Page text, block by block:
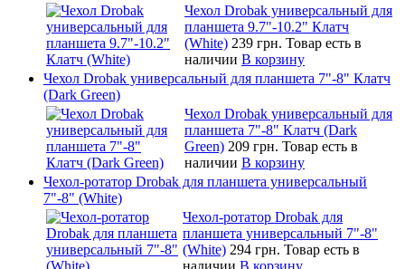
Чехол Drobak универсальный для
планшета 9.7"-10.2" Клатч
(White) 239 грн. Товар есть в
наличии В корзину
Чехол Drobak универсальный для планшета 7"-8" Клатч
(Dark Green)
Чехол Drobak универсальный для
планшета 7"-8" Клатч (Dark
Green) 209 грн. Товар есть в
наличии В корзину
Чехол-ротатор Drobak для планшета универсальный
7"-8" (White)
Чехол-ротатор Drobak для
планшета универсальный 7"-8"
(White) 294 грн. Товар есть в
наличии В корзину